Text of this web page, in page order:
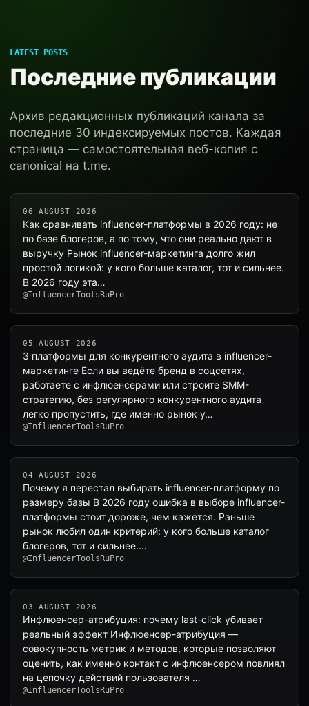
LATEST POSTS
Последние публикации
Архив редакционных публикаций канала за
последние 30 индексируемых постов. Каждая
страница — самостоятельная веб-копия с
canonical на t.me.
06 AUGUST 2026
Как сравнивать influencer-платформы в 2026 году: не
по базе блогеров, а по тому, что они реально дают в
выручку Рынок influencer-маркетинга долго жил
простой логикой: у кого больше каталог, тот и сильнее.
В 2026 году эта…
@InfluencerToolsRuPro
05 AUGUST 2026
3 платформы для конкурентного аудита в influencer-
маркетинге Если вы ведёте бренд в соцсетях,
работаете с инфлюенсерами или строите SMM-
стратегию, без регулярного конкурентного аудита
легко пропустить, где именно рынок у…
@InfluencerToolsRuPro
04 AUGUST 2026
Почему я перестал выбирать influencer-платформу по
размеру базы В 2026 году ошибка в выборе influencer-
платформы стоит дороже, чем кажется. Раньше
рынок любил один критерий: у кого больше каталог
блогеров, тот и сильнее.…
@InfluencerToolsRuPro
03 AUGUST 2026
Инфлюенсер-атрибуция: почему last-click убивает
реальный эффект Инфлюенсер-атрибуция —
совокупность метрик и методов, которые позволяют
оценить, как именно контакт с инфлюенсером повлиял
на цепочку действий пользователя …
@InfluencerToolsRuPro